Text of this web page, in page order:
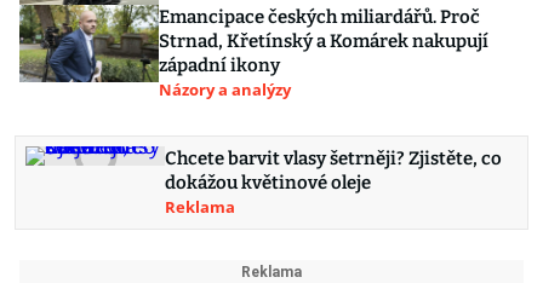
Emancipace českých miliardářů. Proč
Strnad, Křetínský a Komárek nakupují
západní ikony
Názory a analýzy
Chcete barvit vlasy šetrněji? Zjistěte, co
dokážou květinové oleje
Reklama